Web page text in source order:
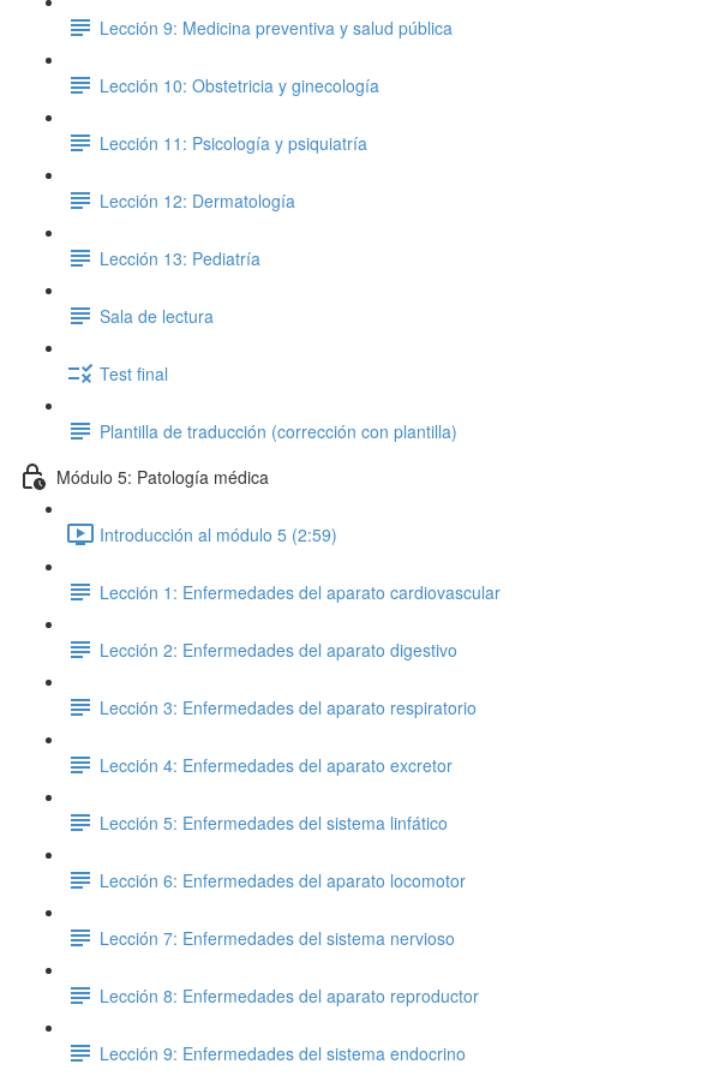
Lección 9: Medicina preventiva y salud pública
Lección 10: Obstetricia y ginecología
Lección 11: Psicología y psiquiatría
Lección 12: Dermatología
Lección 13: Pediatría
Sala de lectura
Test final
Plantilla de traducción (corrección con plantilla)
Módulo 5: Patología médica
Introducción al módulo 5 (2:59)
Lección 1: Enfermedades del aparato cardiovascular
Lección 2: Enfermedades del aparato digestivo
Lección 3: Enfermedades del aparato respiratorio
Lección 4: Enfermedades del aparato excretor
Lección 5: Enfermedades del sistema linfático
Lección 6: Enfermedades del aparato locomotor
Lección 7: Enfermedades del sistema nervioso
Lección 8: Enfermedades del aparato reproductor
Lección 9: Enfermedades del sistema endocrino